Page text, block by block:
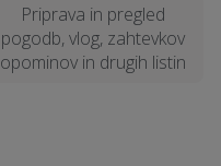
Priprava in pregled
pogodb, vlog, zahtevkov
opominov in drugih listin